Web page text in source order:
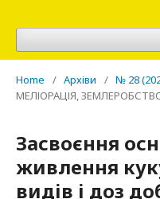
Home / Архіви / № 28
МЕЛІОРАЦІЯ,
Засвоєння
живлення
видів і доз